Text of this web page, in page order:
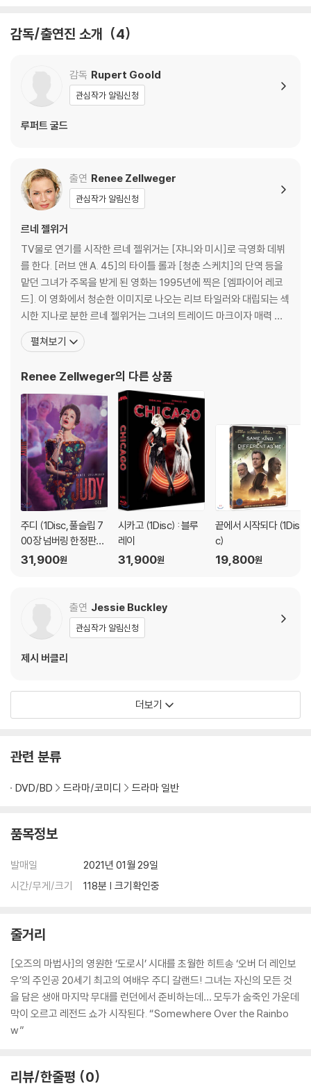
를 마른 천으로 닦으시거나, DVD 클리너 등 전용 제품을 이용하면 대부분
3) 일부 PC 연결형 ODD의 경우 호환 상의 문제로 정상적인 디스크도 재
생이 불가능한 경우가 있습니다. 독립형 전용 플레이어 사용을 권장드리
며, ODD 사용으로 인한 재생 불량의 경우 교환 시에도 동일한 오류가 발
생할 수 있음을 알려드립니다.
디스크에 미세한 잔 흠집이 남아있거나 인쇄 면이 깨끗하지 않은 경우가
있으며, 상품의 불량이 아닙니다. 단, 재생에 이상이 있는 경우에는 불량으
로 인한 반품/교환이 가능합니다.
※ 교환/반품 안내
1) 불량으로 인한 교환/반품 요청 시에는 불량 확인을 위해 개봉 시의 동영
상을 요청할 수 있으며, 동영상이 없는 경우 교환/반품이 제한될 수 있습니
관련 사진과 동영상 및 재생 기기 모델명을 첨부하여 첨부하여 고객센터에
문의 바랍니다.
2) 사양 오인지, 오 구매, 변심 사유로의 반품은 제품 개봉 전에만 운임비
부담 후 처리 가능합니다.
3) 스틸북 한정판, 초회 한정판의 경우 제작 수량이 한정되어 있고, 택배
이동 과정에서의 손상이 발생하면, 재 판매가 어려우므로 신중한 구매 선
택을 부탁드립니다.
4) 한정판 상품의 변심, 오구매로 인한 반품은 회송된 상품의 상태 확인 후
진행이 가능합니다. 택배 이동 중 파손이 발생하지 않도록 완충 포장을 부
탁드립니다.
감독/출연진 소개 4
감독 Rupert Goold
관심작가 알림신청
루퍼트 굴드
출연 Renee Zellweger
관심작가 알림신청
르네 젤위거
TV물로 연기를 시작한 르네 젤위거는 [쟈니와 미시]로 극영화 데뷔
를 한다. [러브 앤 A. 45]의 타이틀 롤과 [청춘 스케치]의 단역 등을
맡던 그녀가 주목을 받게 된 영화는 1995년에 찍은 [엠파이어 레코
드]. 이 영화에서 청순한 이미지로 나오는 리브 타일러와 대립되는 섹
시한 지나로 분한 르네 젤위거는 그녀의 트레이드 마크이자 매력 포
인트인 입술로 강한 인상을 심어준다. 또한 이 영화의 마지막에선 노
래를 불러서 자신의 숨은 재능을 발휘하기도 했다. [엠파이어 레코
이어]. 톡톡 튀는 각본으로 유명한 카메론
펼쳐보기
Renee Zellweger의 다른 상품
주디 (1Disc, 풀슬립 7
00장 넘버링 한정판) :
블루레이
31,900원
시카고 (1Disc) : 블루
레이
31,900원
끝에서 시작되다 (1Dis
c)
19,800원
출연 Jessie Buckley
관심작가 알림신청
제시 버클리
더보기
관련 분류
DVD/BD 드라마/코미디 드라마 일반
품목정보
발매일
2021년 01월 29일
시간/무게/크기
118분 | 크기확인중
줄거리
[오즈의 마법사]의 영원한 ‘도로시’ 시대를 초월한 히트송 ‘오버 더 레인보
우’의 주인공 20세기 최고의 여배우 주디 갈랜드! 그녀는 자신의 모든 것
을 담은 생애 마지막 무대를 런던에서 준비하는데… 모두가 숨죽인 가운데
막이 오르고 레전드 쇼가 시작된다. “Somewhere Over the Rainbo
w”
리뷰/한줄평 0